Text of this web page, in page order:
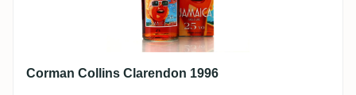
Corman Collins Clarendon 1996